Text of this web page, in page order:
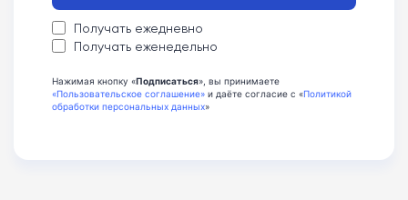
Получать ежедневно
Получать еженедельно
Нажимая кнопку «Подписаться», вы принимаете
«Пользовательское соглашение» и даёте согласие с «Политикой
обработки персональных данных»